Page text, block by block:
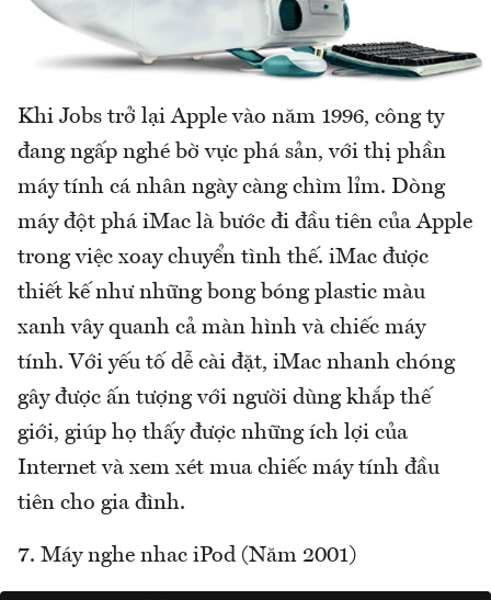
Khi Jobs trở lại Apple vào năm 1996, công ty
đang ngấp nghé bờ vực phá sản, với thị phần
máy tính cá nhân ngày càng chìm lỉm. Dòng
máy đột phá iMac là bước đi đầu tiên của Apple
trong việc xoay chuyển tình thế. iMac được
thiết kế như những bong bóng plastic màu
xanh vây quanh cả màn hình và chiếc máy
tính. Với yếu tố dễ cài đặt, iMac nhanh chóng
gây được ấn tượng với người dùng khắp thế
giới, giúp họ thấy được những ích lợi của
Internet và xem xét mua chiếc máy tính đầu
tiên cho gia đình.
7. Máy nghe nhac iPod (Năm 2001)